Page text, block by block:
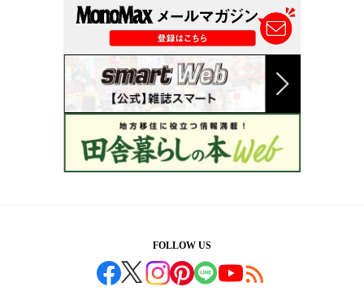
FOLLOW US